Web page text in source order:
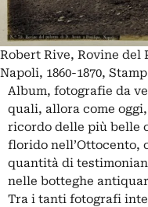
Robert Rive, Rovine del
Napoli, 1860-1870,
Album, fotografie da
quali, allora come
ricordo delle più belle
florido nell’Ottocento,
quantità di
nelle botteghe
Tra i tanti fotografi